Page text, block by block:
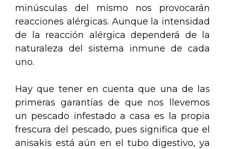
minúsculas del mismo nos provocarán
reacciones alérgicas. Aunque la intensidad
de la reacción alérgica dependerá de la
naturaleza del sistema inmune de cada
uno.
Hay que tener en cuenta que una de las
primeras garantías de que nos llevemos
un pescado infestado a casa es la propia
frescura del pescado, pues significa que el
anisakis está aún en el tubo digestivo, ya